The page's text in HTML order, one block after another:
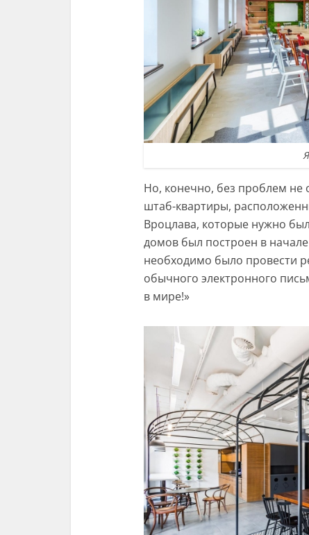
Но, конечно, без проблем не
штаб-квартиры,
Вроцлава, которые нужно
домов был построен в
необходимо было провести
обычного электронного
в мире!»